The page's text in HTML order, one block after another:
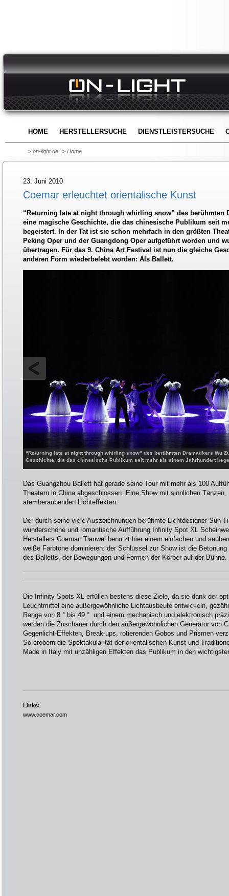
HOME HERSTELLERSUCHE DIENSTLEISTERSUCHE
> on-light.de > Home
23. Juni 2010
Coemar erleuchtet orientalische Kunst
“Returning late at night through whirling snow” des berühmten
eine magische Geschichte, die das chinesische Publikum seit
begeistert. In der Tat ist sie schon mehrfach in den größten
Peking Oper und der Guangdong Oper aufgeführt worden und
übertragen. Für das 9. China Art Festival ist nun die gleiche
anderen Form wiederbelebt worden: Als Ballett.
“Returning late at night through whirling snow” des berühmten Dramatikers Wu
Geschichte, die das chinesische Publikum seit mehr als einem Jahrhundert
Das Guangzhou Ballett hat gerade seine Tour mit mehr als 100
Theatern in China abgeschlossen. Eine Show mit sinnlichen
atemberaubenden Lichteffekten.
Der durch seine viele Auszeichnungen berühmte Lichtdesigner Sun
wunderschöne und romantische Aufführung Infinity Spot XL
Herstellers Coemar. Tianwei benutzt hier einem einfachen und
weiße Farbtöne dominieren: der Schlüssel zur Show ist die
des Balletts, der Bewegungen und Formen der Körper auf der Bühne.
Die Infinity Spots XL erfüllen bestens diese Ziele, da sie dank der
Leuchtmittel eine außergewöhnliche Lichtausbeute entwickeln,
Range von 8 ° bis 49 ° und einem mechanisch und elektronisch
werden die Zuschauer durch den außergewöhnlichen Generator von
Gegenlicht-Effekten, Break-ups, rotierenden Gobos und Prismen
So erobern die Spektakularität der orientalischen Kunst und
Made in Italy mit unzähligen Effekten das Publikum in den
Links:
www.coemar.com